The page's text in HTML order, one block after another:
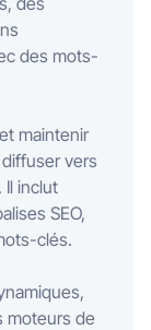
des mots-
maintenir
vers
Il inclut
SEO,
clés.
moteurs de